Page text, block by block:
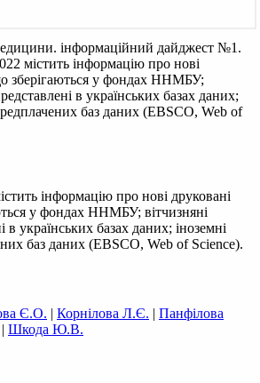
інформаційний дайджест №1.
містить інформацію про нові
зберігаються у фондах ННМБУ;
в українських базах даних;
баз даних (EBSCO, Web of
інформацію про нові друковані
у фондах ННМБУ; вітчизняні
в українських базах даних; іноземні
баз даних (EBSCO, Web of Science).
Є.О. | Корнілова Л.Є. | Панфілова
| Шкода Ю.В.